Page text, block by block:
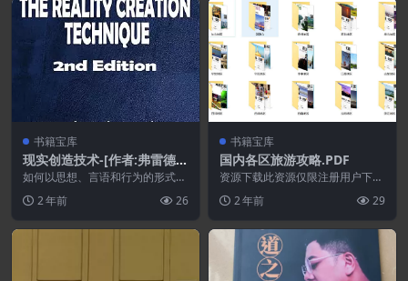
书籍宝库
现实创造技术-[作者:弗雷德里
克·E·多德森 ]
如何以思想、言语和行为的形式集
健康和爱。在新时代、...
2 年前 26
书籍宝库
国内各区旅游攻略.PDF
资源下载此资源仅限注册用户下
保证所有资源永久更新资...
2 年前 29